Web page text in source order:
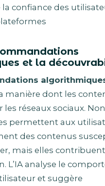
confiance des
et la
manière dont les
réseaux sociaux. Non
permettent aux
des contenus
mais elles
L’IA analyse le
et suggère